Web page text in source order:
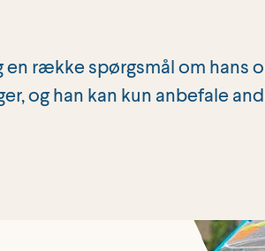
række spørgsmål om hans
og han kan kun anbefale